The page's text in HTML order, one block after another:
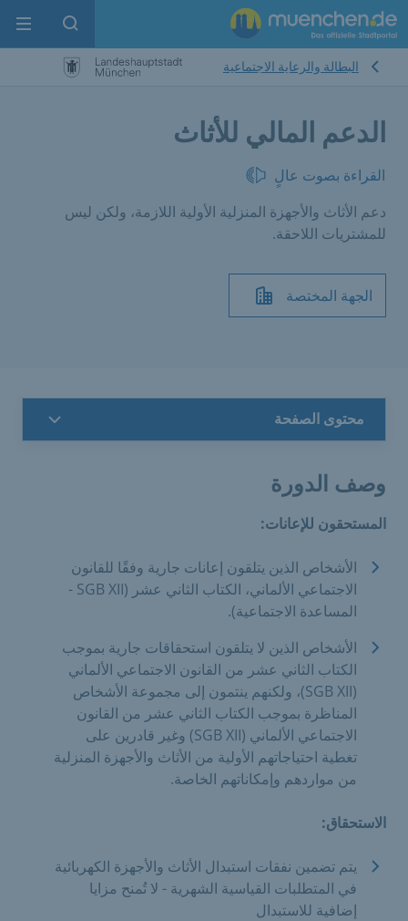
search
البطالة والرعاية الاجتماعية
الدعم المالي للأثاث
القراءة بصوت عالٍ
دعم الأثاث والأجهزة المنزلية الأولية اللازمة، ولكن ليس
للمشتريات اللاحقة.
الجهة المختصة
محتوى الصفحة
وصف الدورة
المستحقون للإعانات:
الأشخاص الذين يتلقون إعانات جارية وفقًا للقانون
الاجتماعي الألماني، الكتاب الثاني عشر (SGB XII -
المساعدة الاجتماعية).
الأشخاص الذين لا يتلقون استحقاقات جارية بموجب
الكتاب الثاني عشر من القانون الاجتماعي الألماني
(SGB XII)، ولكنهم ينتمون إلى مجموعة الأشخاص
المناظرة بموجب الكتاب الثاني عشر من القانون
الاجتماعي الألماني (SGB XII) وغير قادرين على
تغطية احتياجاتهم الأولية من الأثاث والأجهزة المنزلية
من مواردهم وإمكاناتهم الخاصة.
الاستحقاق:
يتم تضمين نفقات استبدال الأثاث والأجهزة الكهربائية
في المتطلبات القياسية الشهرية - لا تُمنح مزايا
إضافية للاستبدال